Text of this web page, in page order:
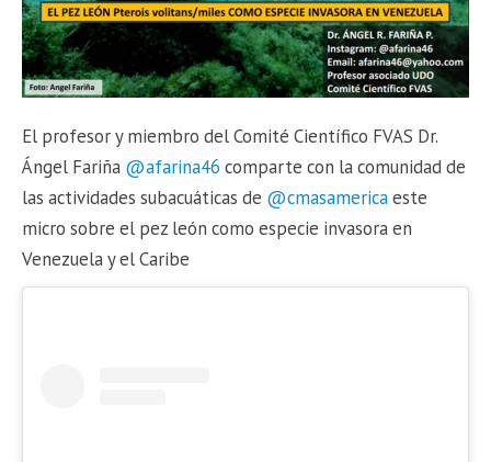
El profesor y miembro del Comité Científico FVAS Dr.
Ángel Fariña @afarina46 comparte con la comunidad de
las actividades subacuáticas de @cmasamericaeste
micro sobre el pez león como especie invasora en
Venezuela y el Caribe